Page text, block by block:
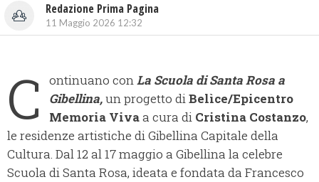
Redazione Prima Pagina
11 Maggio 2026 12:32
C ontinuano conLa Scuola di Santa Rosa a
Gibellina,un progetto diBelìce/Epicentro
Memoria Vivaa cura di Cristina Costanzo,
le residenze artistiche di Gibellina Capitale della
Cultura. Dal 12 al 17 maggio a Gibellina la celebre
Scuola di Santa Rosa, ideata e fondata da Francesco